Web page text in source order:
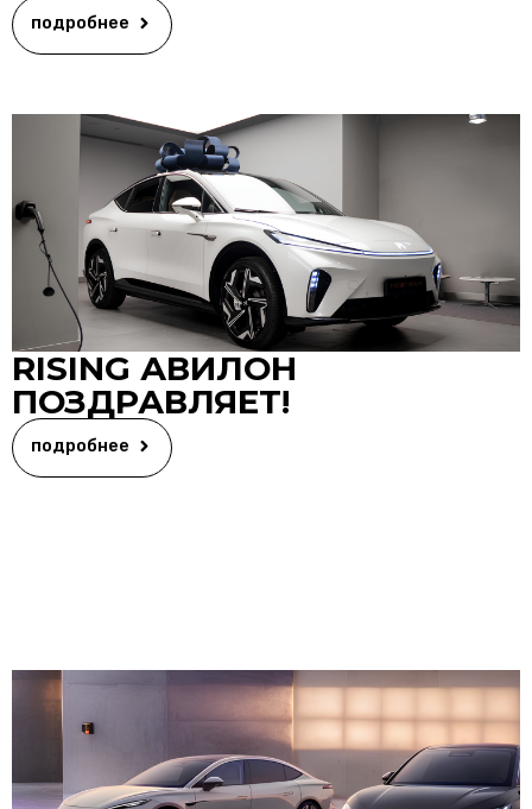
подробнее
RISING АВИЛОН
ПОЗДРАВЛЯЕТ!
подробнее